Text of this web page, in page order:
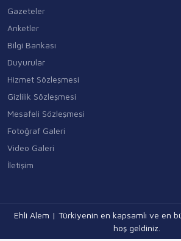
Gazeteler
Anketler
Bilgi Bankası
Duyurular
Hizmet Sözleşmesi
Gizlilik Sözleşmesi
Mesafeli Sözleşmesi
Fotoğraf Galeri
Video Galeri
İletişim
Ehli Alem | Türkiyenin en kapsamlı ve en
hoş geldiniz.